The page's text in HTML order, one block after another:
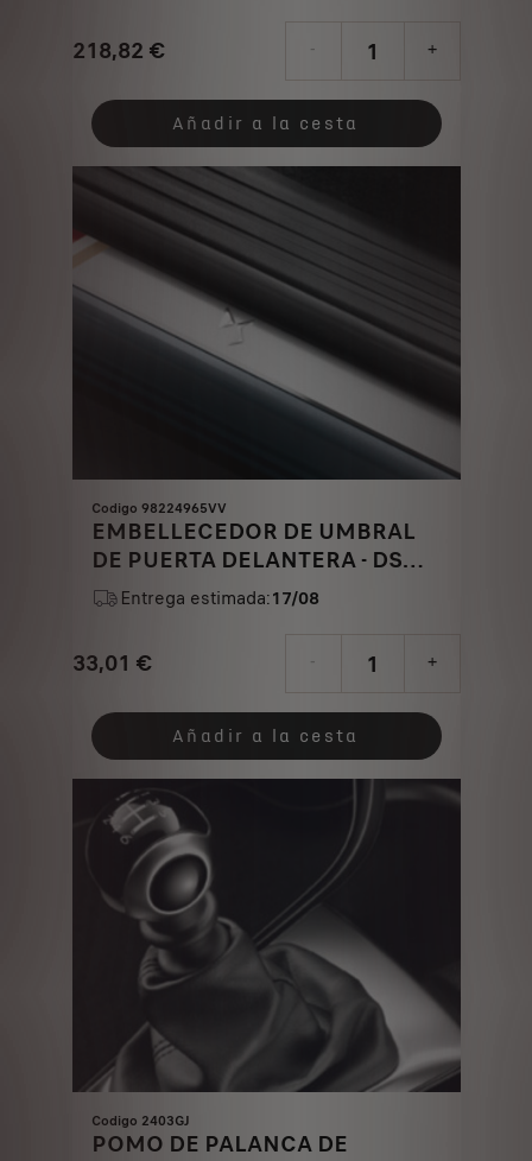
218,82 €
Price
218,82
- +
Quantity
updated
Añadir a la cesta
Codigo 98224965VV
EMBELLECEDOR DE UMBRAL
DE PUERTA DELANTERA - DS
PERFORMANCE
Entrega estimada:17/08
33,01 €
Price
33,01
- +
Quantity
updated
Añadir a la cesta
Codigo 2403GJ
POMO DE PALANCA DE